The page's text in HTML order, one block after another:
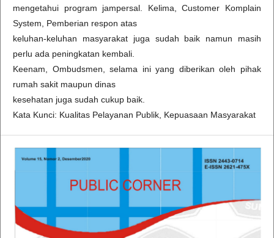
mengetahui program jampersal. Kelima, Customer Komplain
System, Pemberian respon atas
keluhan-keluhan masyarakat juga sudah baik namun masih
perlu ada peningkatan kembali.
Keenam, Ombudsmen, selama ini yang diberikan oleh pihak
rumah sakit maupun dinas
kesehatan juga sudah cukup baik.
Kata Kunci: Kualitas Pelayanan Publik, Kepuasaan Masyarakat